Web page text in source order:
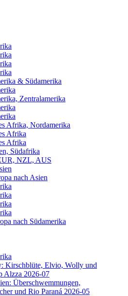
& Südamerika
Zentralamerika
Afrika, Nordamerika
Afrika
Afrika
Südafrika
NZL, AUS
nach Asien
nach Südamerika
Kirschblüte, Elvio, Wolly und
Alzza 2026-07
Überschwemmungen,
und Rio Paraná 2026-05